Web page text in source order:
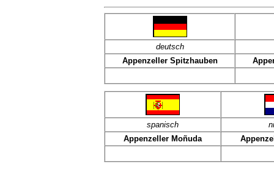
deutsch
Appenzeller Spitzhauben
spanisch
Appenzeller Moñuda